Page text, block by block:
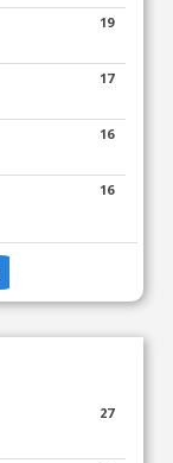
19
17
16
16
27